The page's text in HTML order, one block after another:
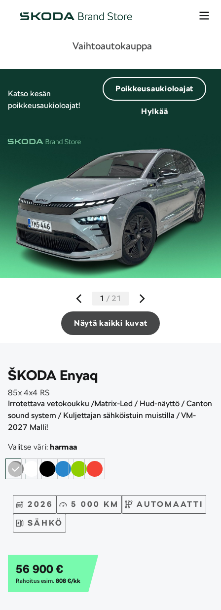
Vaihtoautokauppa
Katso kesän
poikkeusaukioloajat!
Poikkeusaukioloajat
Hylkää
Näytä kaikki kuvat
1 / 21
ŠKODA Enyaq
85x 4x4 RS
Irrotettava vetokoukku /Matrix-Led / Hud-näyttö / Canton
sound system / Kuljettajan sähköistuin muistilla / VM-
2027 Malli!
Valitse väri:harmaa
56 900 €
Rahoitus esim. 808 €/kk
2026 5 000 KM
AUTOMAATTI
SÄHKÖ